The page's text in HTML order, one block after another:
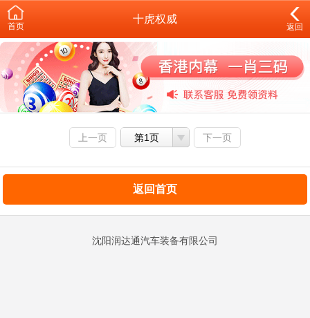
首页
十虎权威
返回
上一页 第1页 下一页
返回首页
沈阳润达通汽车装备有限公司